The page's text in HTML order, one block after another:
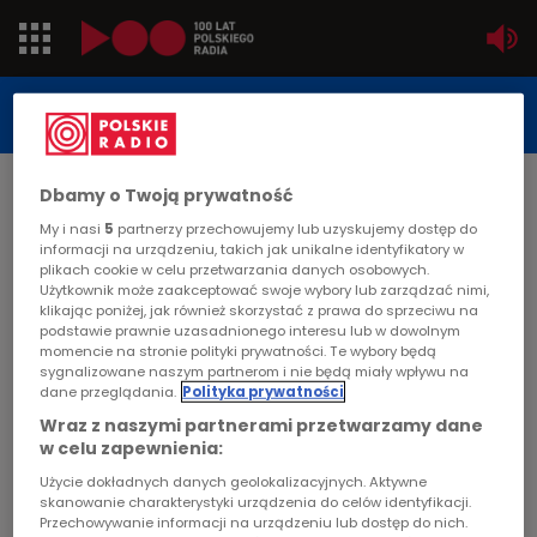
Jedynka
Dwójka
Trójka
Czwórka
PR24
Poland
Kierowcy
Dzieci
POLSKIEGO RADIA
DATA PUBLIKACJI:
STRONA GŁÓWNA>ARTYKUŁ
Pogodny anioł śmierci
STUDIO REPORTAŻU I DOKUMENTU
Pogodny anioł śmierci
Dbamy o Twoją prywatność
My i nasi 5 partnerzy przechowujemy lub uzyskujemy dostęp do
informacji na urządzeniu, takich jak unikalne identyfikatory w
plikach cookie w celu przetwarzania danych osobowych.
Użytkownik może zaakceptować swoje wybory lub zarządzać nimi,
klikając poniżej, jak również skorzystać z prawa do sprzeciwu na
podstawie prawnie uzasadnionego interesu lub w dowolnym
momencie na stronie polityki prywatności. Te wybory będą
sygnalizowane naszym partnerom i nie będą miały wpływu na
dane przeglądania. Polityka prywatności
Wraz z naszymi partnerami przetwarzamy dane
w celu zapewnienia:
Użycie dokładnych danych geolokalizacyjnych. Aktywne
skanowanie charakterystyki urządzenia do celów identyfikacji.
Przechowywanie informacji na urządzeniu lub dostęp do nich.